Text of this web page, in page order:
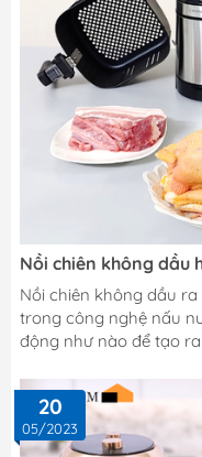
Nồi chiên không dầu
Nồi chiên không dầu
trong công nghệ nấu
động như nào để tạo
20
05/2023